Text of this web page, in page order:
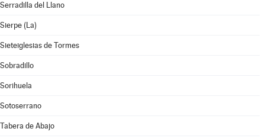
Serradilla del Llano
Sierpe (La)
Sieteiglesias de Tormes
Sobradillo
Sorihuela
Sotoserrano
Tabera de Abajo